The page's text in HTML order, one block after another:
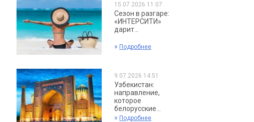
15.07.2026 11:07
Сезон в разгаре:
«ИНТЕРСИТИ»
дарит...
» Подробнее
9.07.2026 14:51
Узбекистан:
направление,
которое
белорусские...
» Подробнее